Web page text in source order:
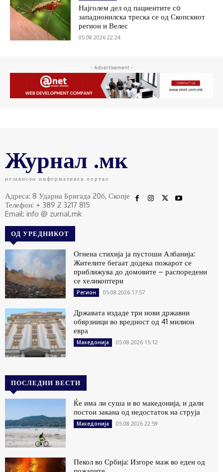
Најголем дел од пациентите сo
западнонилска треска се од Скопскиот
регион и Велес
05.08.2026 22:24
- Advertisement -
Журнал .мк
независен информативен портал
Адреса: 8 Ударна Бригада 20б, Скопје
Телефон: + 389 2 3217 815
Email: info @ zurnal.mk
ОД УРЕДНИКОТ
Огнена стихија ја пустоши Албанија:
Жителите бегаат додека пожарот се
приближува до домовите – распоредени
се хеликоптери
Регион 05.08.2026 17:57
Државата издаде три нови државни
обврзници во вредност од 41 милион
евра
Македонија 05.08.2026 15:12
ПОСЛЕДНИ ВЕСТИ
Ќе има ли суша и во македонија, и дали
постои закана од недостаток на струја
Македонија 05.08.2026 22:59
Пекол во Србија: Изгоре маж во еден од